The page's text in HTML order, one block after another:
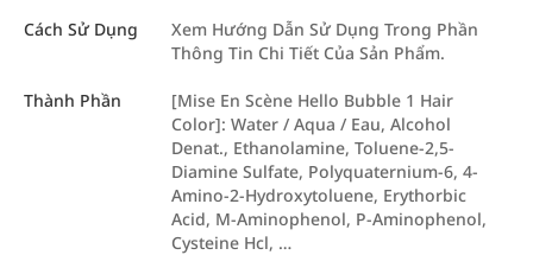
Cách Sử Dụng
Xem Hướng Dẫn Sử Dụng Trong Phần
Thông Tin Chi Tiết Của Sản Phẩm.
Thành Phần
[Mise En Scène Hello Bubble 1 Hair
Color]: Water / Aqua / Eau, Alcohol
Denat., Ethanolamine, Toluene-2,5-
Diamine Sulfate, Polyquaternium-6, 4-
Amino-2-Hydroxytoluene, Erythorbic
Acid, M-Aminophenol, P-Aminophenol,
Cysteine Hcl, …